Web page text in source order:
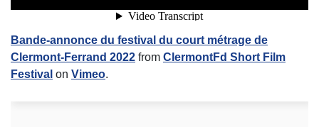
Bande-annonce du festival du court métrage de
Clermont-Ferrand 2022 from ClermontFd Short Film
Festival on Vimeo.